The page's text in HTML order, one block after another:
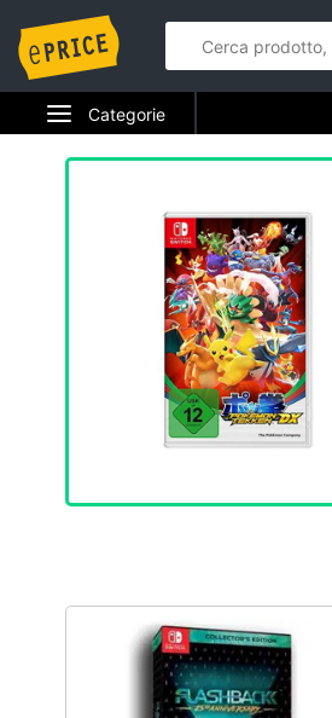
Categorie
Elettrodomestici
Informatica
Telefonia
Tv e Home Cinema
Smart home
Videogiochi
Brico e Giardinaggio
Salute e igiene